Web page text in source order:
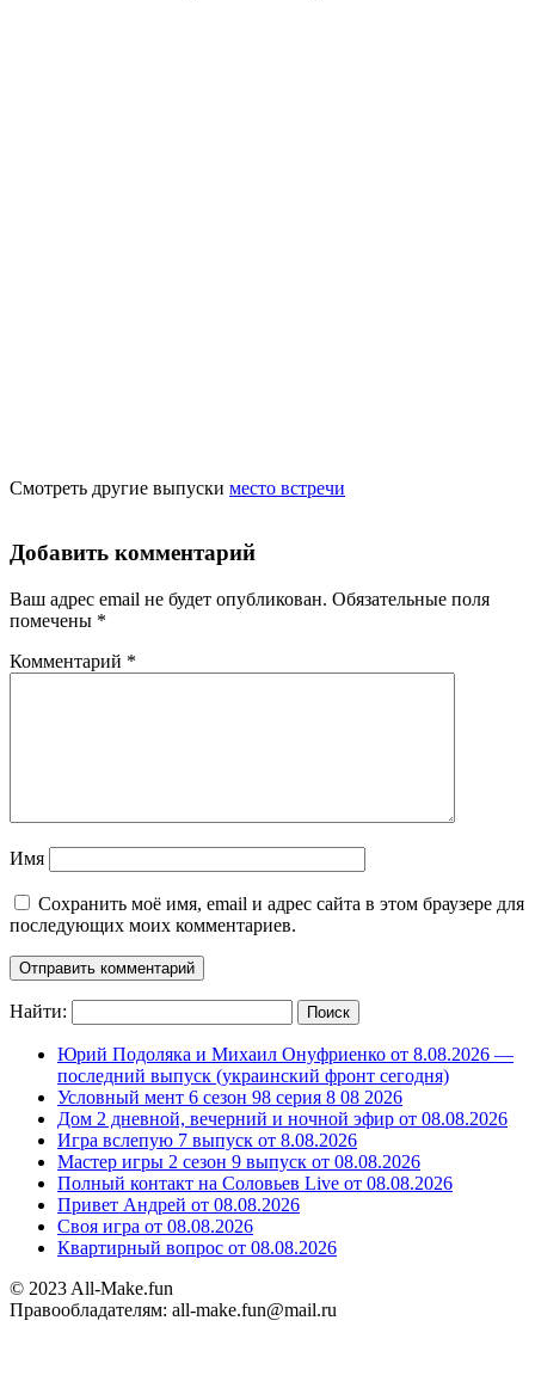
Смотреть другие выпуски место встречи
Добавить комментарий
Ваш адрес email не будет опубликован. Обязательные поля
помечены *
Комментарий *
Имя
Сохранить моё имя, email и адрес сайта в этом браузере для
последующих моих комментариев.
Найти:
Юрий Подоляка и Михаил Онуфриенко от 8.08.2026 —
последний выпуск (украинский фронт сегодня)
Условный мент 6 сезон 98 серия 8 08 2026
Дом 2 дневной, вечерний и ночной эфир от 08.08.2026
Игра вслепую 7 выпуск от 8.08.2026
Мастер игры 2 сезон 9 выпуск от 08.08.2026
Полный контакт на Соловьев Live от 08.08.2026
Привет Андрей от 08.08.2026
Своя игра от 08.08.2026
Квартирный вопрос от 08.08.2026
© 2023 All-Make.fun
Правообладателям: all-make.fun@mail.ru